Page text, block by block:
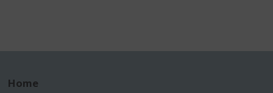
Home